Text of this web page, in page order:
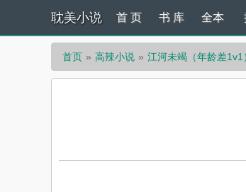
耽美小说 首 页 书 库 全本
首页 高辣小说 江河未竭（年龄差1v1